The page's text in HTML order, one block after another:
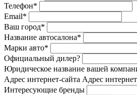
Телефон*
Email*
Ваш город*
Название автосалона*
Марки авто*
Официальный дилер?
Юридическое название вашей
Адрес интернет-сайта Адрес
Интересующие бренды